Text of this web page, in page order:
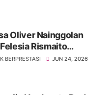
Oliver Nainggolan
Rismaito
Harumkan Nama
BERPRESTASI JUN 24, 2026